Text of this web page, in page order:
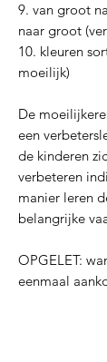
9. van groot
naar groot
10. kleuren
moeilijk)
De
een
de kinderen
verbeteren
manier leren
belangrijke
OPGELET:
eenmaal